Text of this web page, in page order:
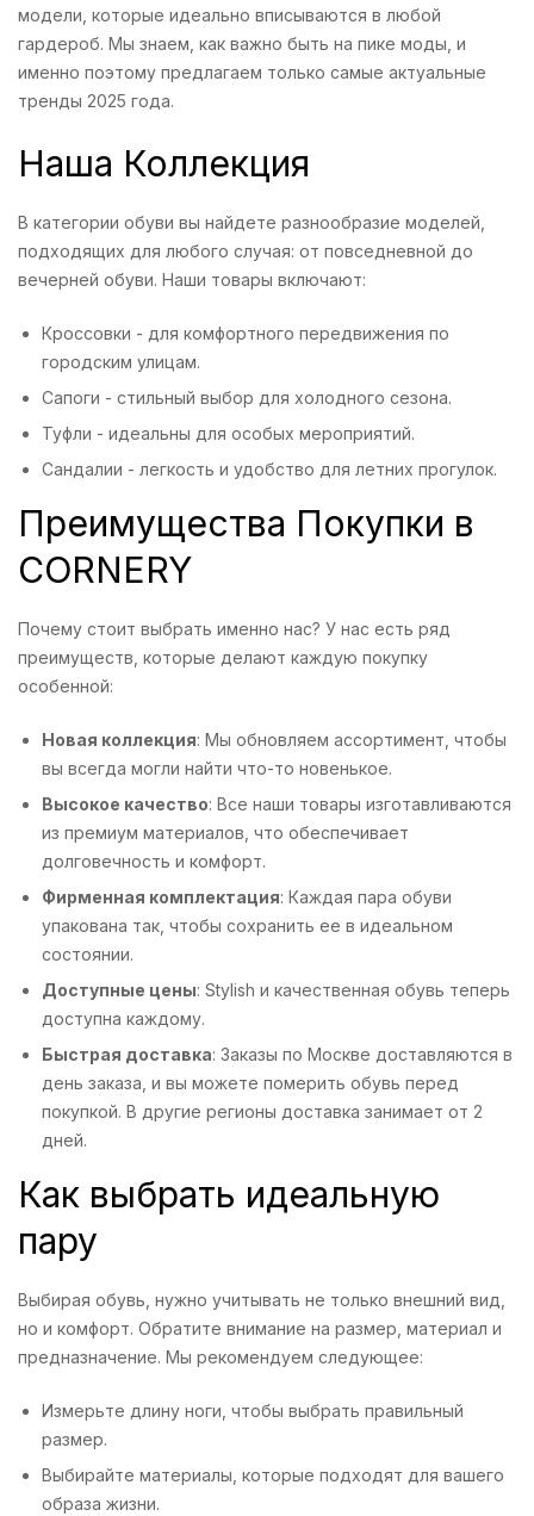
модели, которые идеально вписываются в любой
гардероб. Мы знаем, как важно быть на пике моды, и
именно поэтому предлагаем только самые актуальные
тренды 2025 года.
Наша Коллекция
В категории обуви вы найдете разнообразие моделей,
подходящих для любого случая: от повседневной до
вечерней обуви. Наши товары включают:
Кроссовки - для комфортного передвижения по
городским улицам.
Сапоги - стильный выбор для холодного сезона.
Туфли - идеальны для особых мероприятий.
Сандалии - легкость и удобство для летних прогулок.
Преимущества Покупки в
CORNERY
Почему стоит выбрать именно нас? У нас есть ряд
преимуществ, которые делают каждую покупку
особенной:
Новая коллекция: Мы обновляем ассортимент, чтобы
вы всегда могли найти что-то новенькое.
Высокое качество: Все наши товары изготавливаются
из премиум материалов, что обеспечивает
долговечность и комфорт.
Фирменная комплектация: Каждая пара обуви
упакована так, чтобы сохранить ее в идеальном
состоянии.
Доступные цены: Stylish и качественная обувь теперь
доступна каждому.
Быстрая доставка: Заказы по Москве доставляются в
день заказа, и вы можете померить обувь перед
покупкой. В другие регионы доставка занимает от 2
дней.
Как выбрать идеальную
пару
Выбирая обувь, нужно учитывать не только внешний вид,
но и комфорт. Обратите внимание на размер, материал и
предназначение. Мы рекомендуем следующее:
Измерьте длину ноги, чтобы выбрать правильный
размер.
Выбирайте материалы, которые подходят для вашего
образа жизни.